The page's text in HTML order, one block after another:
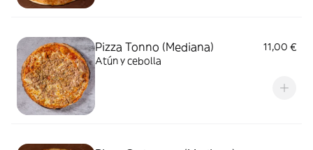
Pizza Tonno (Mediana)
11,00 €
Atún y cebolla